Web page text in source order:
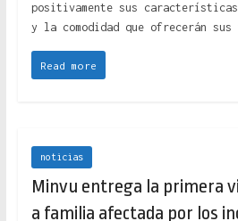
positivamente sus
y la comodidad que ofrecerán
Read more
noticias
Minvu entrega la primera
a familia afectada por los